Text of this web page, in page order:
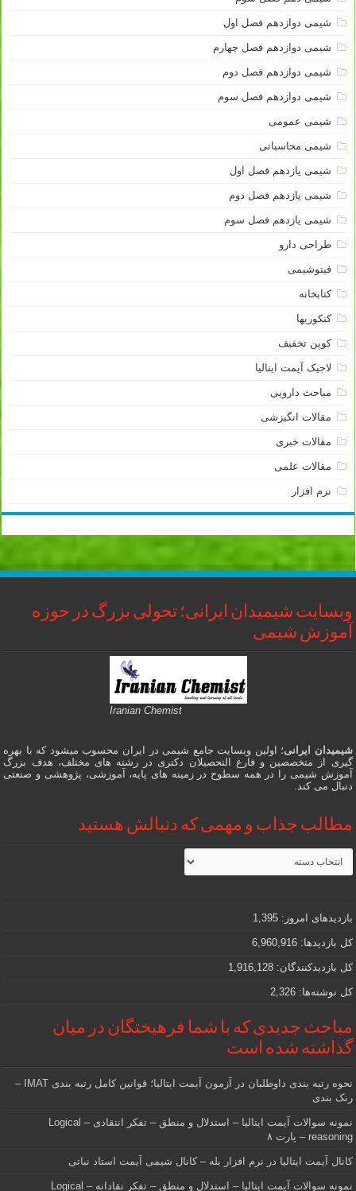
شیمی دوازدهم فصل اول
شیمی دوازدهم فصل چهارم
شیمی دوازدهم فصل دوم
شیمی دوازدهم فصل سوم
شیمی عمومی
شیمی محاسباتی
شیمی یازدهم فصل اول
شیمی یازدهم فصل دوم
شیمی یازدهم فصل سوم
طراحی دارو
فیتوشیمی
کتابخانه
کنکوریها
کوپن تخفیف
لاجیک آیمت ایتالیا
مباحث دارویی
مقالات انگیزشی
مقالات خبری
مقالات علمی
نرم افزار
وبسایت شیمیدان ایرانی؛ تحولی بزرگ در حوزه
آموزش شیمی
Iranian Chemist
شیمیدان ایرانی؛ اولین وبسایت جامع شیمی در ایران محسوب میشود که با بهره
گیری از متخصصین و فارغ التحصیلان دکتری در رشته های مختلف، هدف بزرگ
آموزش شیمی را در همه سطوح در زمینه های پایه، آموزشی، پژوهشی و صنعتی
دنبال می کند.
مطالب جذاب و مهمی که دنبالش هستید
مطالب
جذاب
و
که
دنبالش
هستید
بازدیدهای امروز: 1,395
کل بازدیدها: 6,960,916
کل بازدیدکنند‌گان: 1,916,128
کل نوشته‌ها: 2,326
مباحث جدیدی که با شما فرهیختگان در میان
گذاشته شده است
نحوه رتبه بندی داوطلبان در آزمون آیمت ایتالیا؛ قوانین کامل رتبه بندی IMAT –
رنک بندی
نمونه سوالات آیمت ایتالیا – استدلال و منطق – تفکر انتقادی – Logical
reasoning – پارت ۸
کانال آیمت ایتالیا در نرم افزار بله – کانال شیمی آیمت استاد نباتی
نمونه سوالات آیمت ایتالیا – استدلال و منطق – تفکر نقادانه – Logical